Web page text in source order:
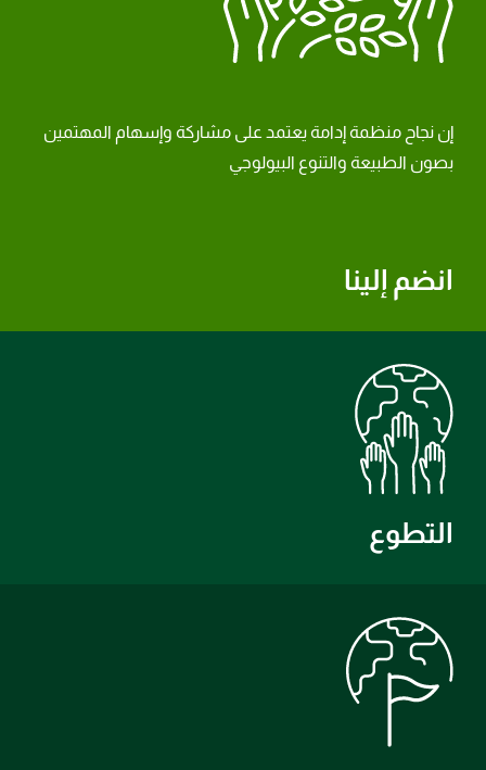
انضم إلينا
إن نجاح منظمة إدامة يعتمد على مشاركة وإسهام المهتمين
بصون الطبيعة والتنوع البيولوجي
التطوع